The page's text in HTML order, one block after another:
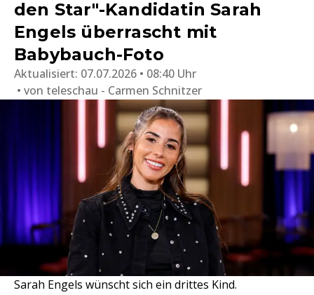
den Star"-Kandidatin Sarah
Engels überrascht mit
Babybauch-Foto
Aktualisiert: 07.07.2026 • 08:40 Uhr
von teleschau - Carmen Schnitzer
Sarah Engels wünscht sich ein drittes Kind.